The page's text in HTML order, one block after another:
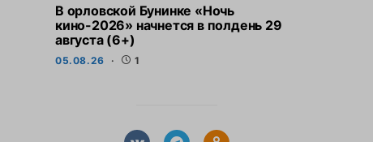
В орловской Бунинке «Ночь
кино-2026» начнется в полдень 29
августа (6+)
05.08.26 1